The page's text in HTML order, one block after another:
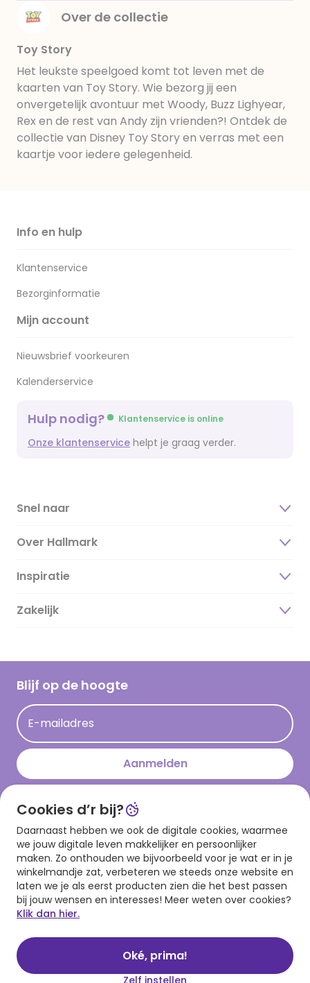
Over de collectie
Toy Story
Het leukste speelgoed komt tot leven met de
kaarten van Toy Story. Wie bezorg jij een
onvergetelijk avontuur met Woody, Buzz Lighyear,
Rex en de rest van Andy zijn vrienden?! Ontdek de
collectie van Disney Toy Story en verras met een
kaartje voor iedere gelegenheid.
Info en hulp
Klantenservice
Bezorginformatie
Mijn account
Nieuwsbrief voorkeuren
Kalenderservice
Hulp nodig? Klantenservice is online
Onze klantenservice helpt je graag verder.
Snel naar
Over Hallmark
Over ons
Duurzaamheid
Hallmark Kaartclub
Acties
Persberichten
Hallmark en Kinderpostzegels
Inspiratie
Magazine
Cadeau inspiratie
Kaartinspiratie
Zakelijk
Blijf op de hoogte
E-mailadres
Aanmelden
Download onze app
Cookies d’r bij?
Daarnaast hebben we ook de digitale cookies, waarmee
we jouw digitale leven makkelijker en persoonlijker
maken. Zo onthouden we bijvoorbeeld voor je wat er in je
winkelmandje zat, verbeteren we steeds onze website en
laten we je als eerst producten zien die het best passen
bij jouw wensen en interesses! Meer weten over cookies?
Klik dan hier.
Oké, prima!
Zelf instellen